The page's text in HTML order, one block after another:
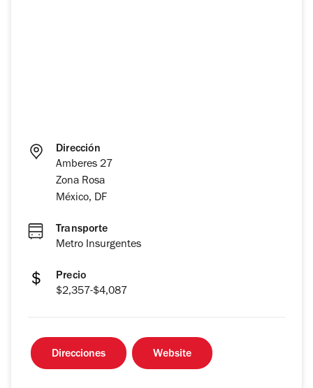
Dirección
Amberes 27
Zona Rosa
México, DF
Transporte
Metro Insurgentes
Precio
$2,357-$4,087
Direcciones Website